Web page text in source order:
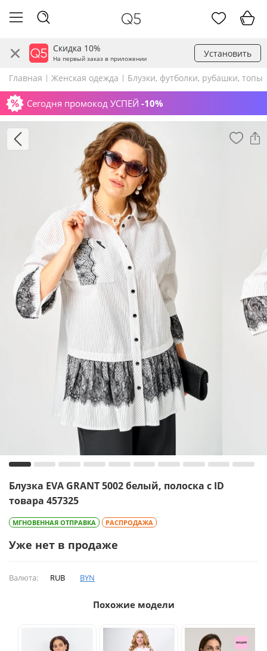
Скидка 10%
На первый заказ в приложении Установить
Главная Женская одежда Блузки, футболки, рубашки, топы
Сегодня промокод УСПЕЙ -10%
Блузка EVA GRANT 5002 белый, полоска с ID
товара 457325
МГНОВЕННАЯ ОТПРАВКА РАСПРОДАЖА
Уже нет в продаже
Валюта: RUB BYN
Похожие модели